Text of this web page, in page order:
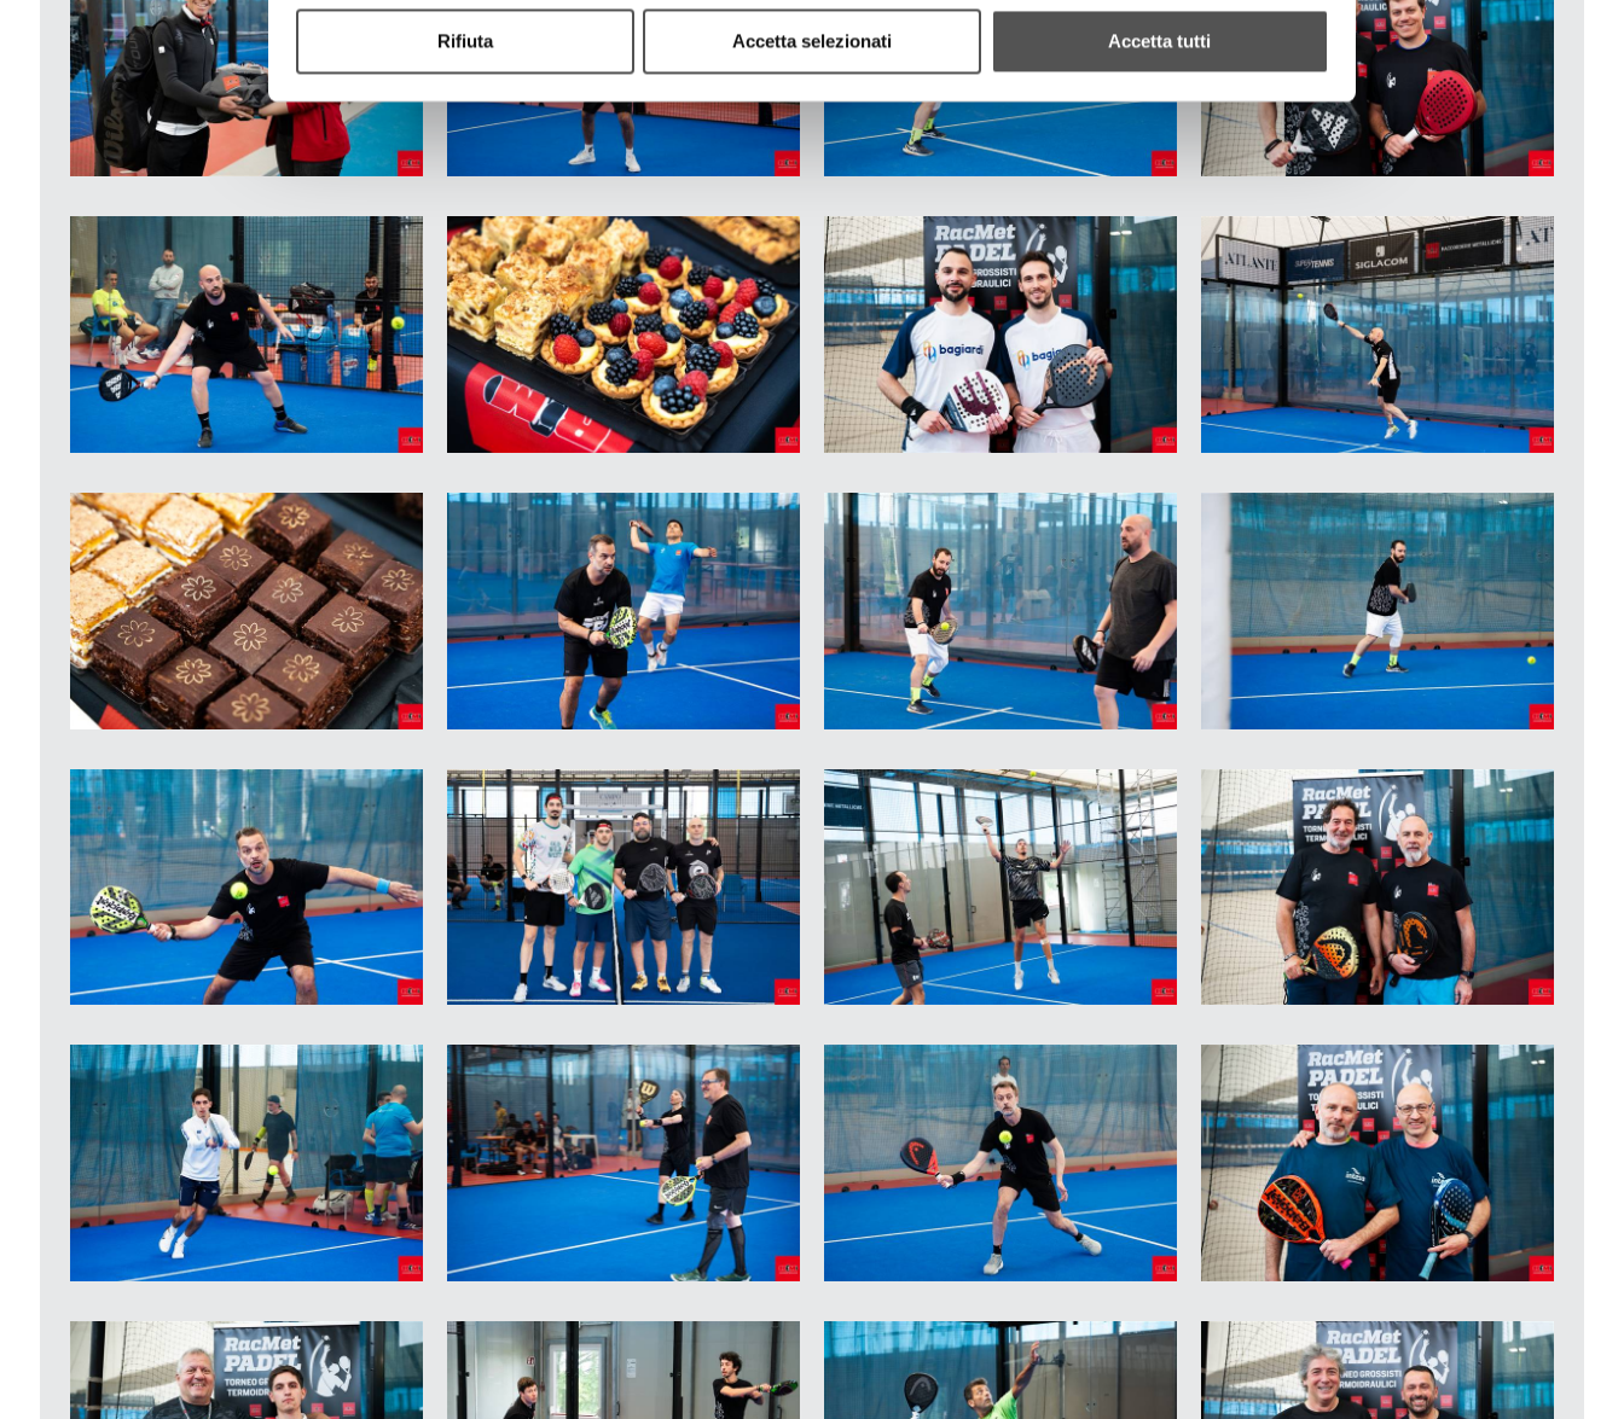
Rifiuta Accetta selezionati Accetta tutti
Umberto Bardi Pressiani
Agente di Vendita
Pressiani
Matteo Avanzi
Technical Sales Account
Raccorderie Metalliche
Responsabile Vendite
Vaporusa
Massimiliano Gabbi
Head of Sales Italy
Raccorderie Metalliche
Guido Ceccardi
Vice Presidente
Raccorderie Metalliche